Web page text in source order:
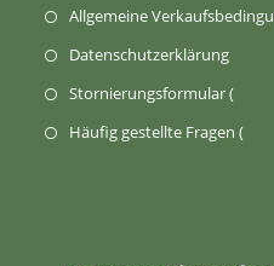
einem
neuen
Tab)
Allgemeine
Datenschutzerklärung(Wird
neuen
Stornierungsformular (Öffnet
Häufig gestellte Fragen (